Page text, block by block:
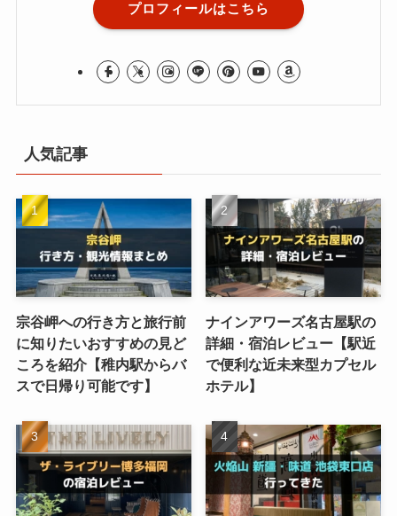
プロフィールはこちら
人気記事
宗谷岬への行き方と旅行前
に知りたいおすすめの見ど
ころを紹介【稚内駅からバ
スで日帰り可能です】
ナインアワーズ名古屋駅の
詳細・宿泊レビュー【駅近
で便利な近未来型カプセル
ホテル】